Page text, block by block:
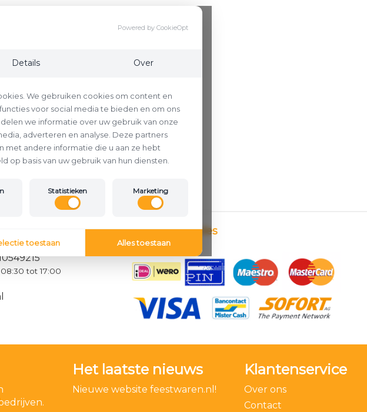
tot 17:00
Betaalmethodes
Het laatste nieuws
Nieuwe website feestwaren.nl!
Klantenservice
Over ons
Contact
Powered by CookieOpt
Details Over
We gebruiken cookies om content en
voor social media te bieden en om ons
we informatie over uw gebruik van onze
adverteren en analyse. Deze partners
met andere informatie die u aan ze hebt
op basis van uw gebruik van hun diensten.
Statistieken Marketing
toestaan Alles toestaan